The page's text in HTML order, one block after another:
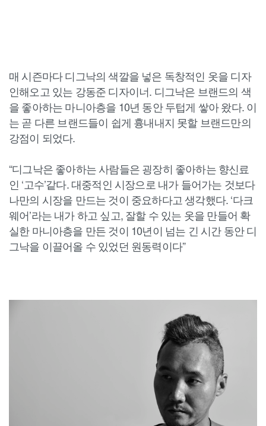
매 시즌마다 디그낙의 색깔을 넣은 독창적인 옷을 디자
인해오고 있는 강동준 디자이너. 디그낙은 브랜드의 색
을 좋아하는 마니아층을 10년 동안 두텁게 쌓아 왔다. 이
는 곧 다른 브랜드들이 쉽게 흉내내지 못할 브랜드만의
강점이 되었다.
“디그낙은 좋아하는 사람들은 굉장히 좋아하는 향신료
인 ‘고수’같다. 대중적인 시장으로 내가 들어가는 것보다
나만의 시장을 만드는 것이 중요하다고 생각했다. ‘다크
웨어’라는 내가 하고 싶고, 잘할 수 있는 옷을 만들어 확
실한 마니아층을 만든 것이 10년이 넘는 긴 시간 동안 디
그낙을 이끌어올 수 있었던 원동력이다”